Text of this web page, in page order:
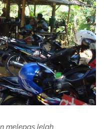
melepas lelah